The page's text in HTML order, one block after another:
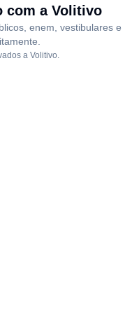
com aVolitivo
enem, vestibulares e
a Volitivo.